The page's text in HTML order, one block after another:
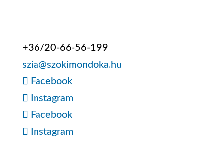
+36/20-66-56-199
szia@szokimondoka.hu
Facebook
Instagram
Facebook
Instagram